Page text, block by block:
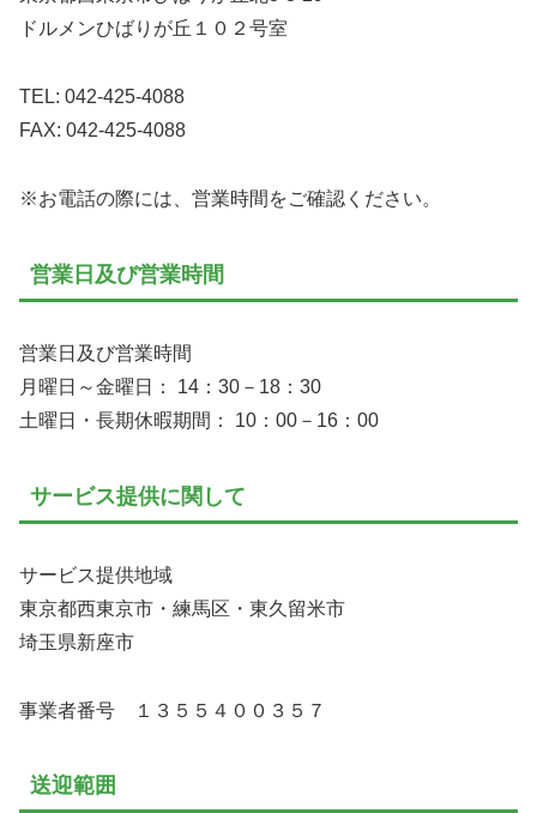
ドルメンひばりが丘１０２号室
TEL: 042-425-4088
FAX: 042-425-4088
※お電話の際には、営業時間をご確認ください。
営業日及び営業時間
営業日及び営業時間
月曜日～金曜日： 14：30－18：30
土曜日・長期休暇期間： 10：00－16：00
サービス提供に関して
サービス提供地域
東京都西東京市・練馬区・東久留米市
埼玉県新座市
事業者番号 １３５５４００３５７
送迎範囲